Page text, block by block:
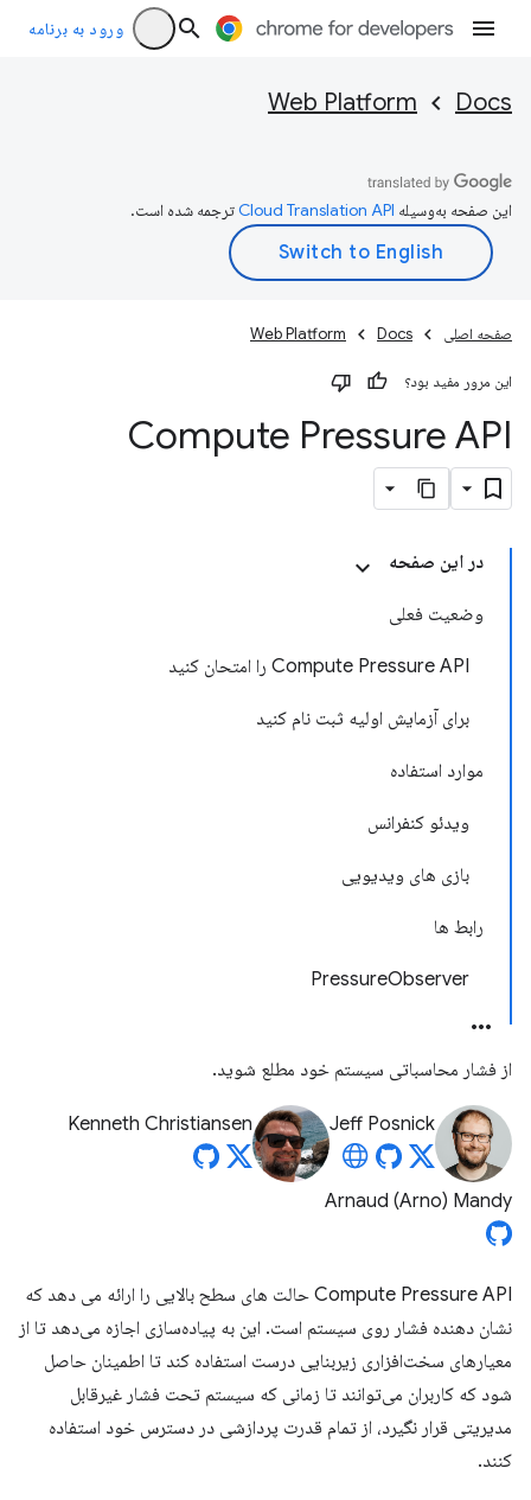
ورود به برنامه
Docs
Web Platform
این صفحه به‌وسیله ترجمه شده است.
صفحه اصلی Docs
Web Platform
این مرور مفید بود؟
Compute Pressure API
در این صفحه
وضعیت فعلی
Compute Pressure API را امتحان کنید
برای آزمایش اولیه ثبت نام کنید
موارد استفاده
ویدئو کنفرانس
بازی های ویدیویی
رابط ها
PressureObserver
از فشار محاسباتی سیستم خود مطلع شوید.
Jeff Posnick
Kenneth Christiansen
Arnaud (Arno) Mandy
Compute Pressure API حالت های سطح بالایی را ارائه می دهد که
نشان دهنده فشار روی سیستم است. این به پیاده‌سازی اجازه می‌دهد تا از
معیارهای سخت‌افزاری زیربنایی درست استفاده کند تا اطمینان حاصل
شود که کاربران می‌توانند تا زمانی که سیستم تحت فشار غیرقابل
مدیریتی قرار نگیرد، از تمام قدرت پردازشی در دسترس خود استفاده
کنند.